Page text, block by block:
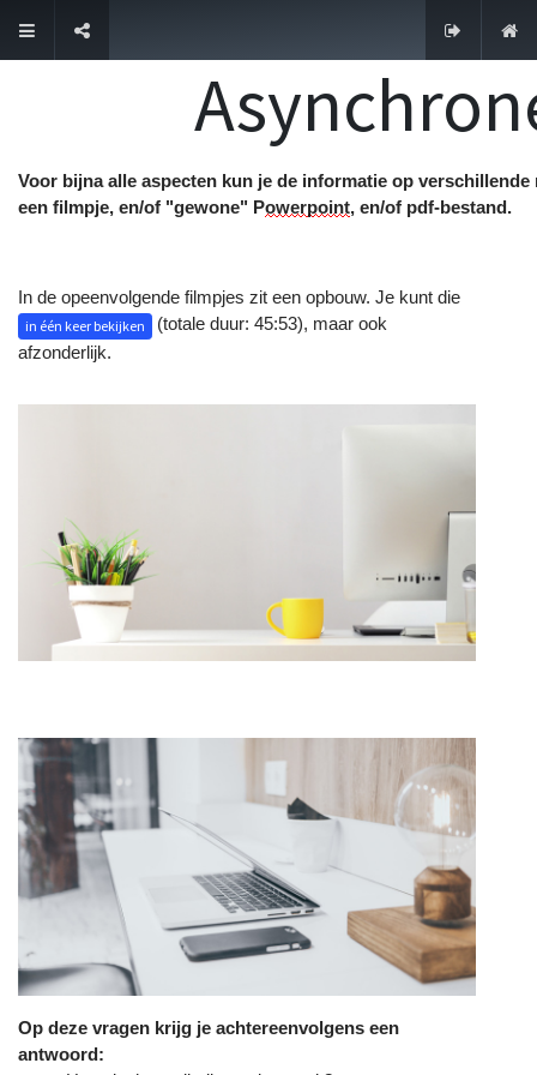
Voor bijna alle aspecten kun je de informatie op
een filmpje, en/of "gewone" Powerpoint, en/of pdf-bestand.
In de opeenvolgende filmpjes zit een opbouw. Je kunt die
in één keer bekijken
(totale duur: 45:53), maar ook
afzonderlijk.
Op deze vragen krijg je achtereenvolgens een
antwoord:
Handige links
Home
Onze website
Over ons
Onze blog
Connecteer met ons
Contacteer ons
internationalisering@katholiekonderwijs.vlaanderen
Copyright © Katholiek Onderwijs Vlaanderen
Aangeboden door
- Maak een